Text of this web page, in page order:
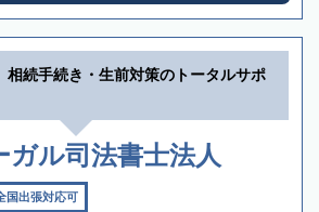
相続手続き・生前対策のトータルサポ
ガル司法書士法人
国出張対応可